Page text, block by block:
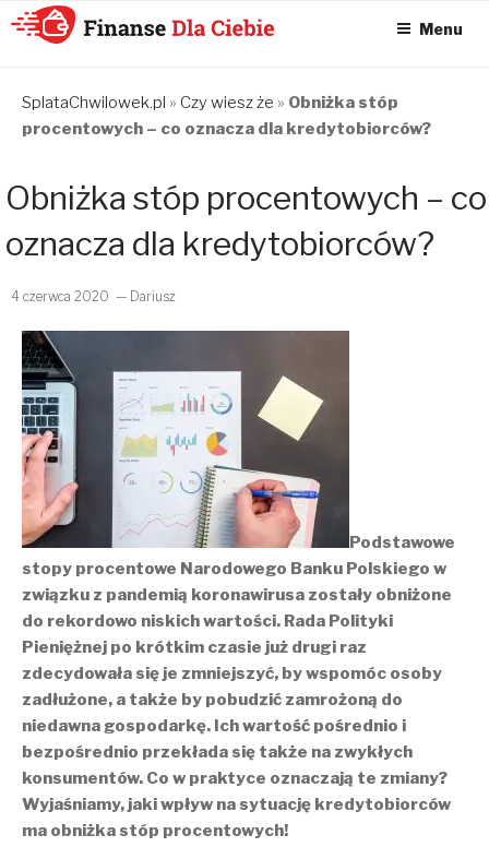
CHWILÓWEK
ONLINE – FINANSE
SPŁATA
CHWILÓWEK I
CHWILÓWEK
Menu
SplataChwilowek.pl » Czy wiesz że » Obniżka stóp
procentowych – co oznacza dla kredytobiorców?
Obniżka stóp procentowych – co
oznacza dla kredytobiorców?
4 czerwca 2020 — Dariusz
Podstawowe
stopy procentowe Narodowego Banku Polskiego w
związku z pandemią koronawirusa zostały obniżone
do rekordowo niskich wartości. Rada Polityki
Pieniężnej po krótkim czasie już drugi raz
zdecydowała się je zmniejszyć, by wspomóc osoby
zadłużone, a także by pobudzić zamrożoną do
niedawna gospodarkę. Ich wartość pośrednio i
bezpośrednio przekłada się także na zwykłych
konsumentów. Co w praktyce oznaczają te zmiany?
Wyjaśniamy, jaki wpływ na sytuację kredytobiorców
ma obniżka stóp procentowych!